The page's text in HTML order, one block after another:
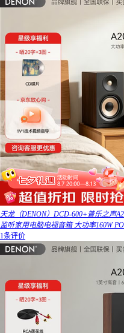
天龙（DENON）DCD-600+普乐之声
监听家用电脑电视音箱 大功率160W
1条评价